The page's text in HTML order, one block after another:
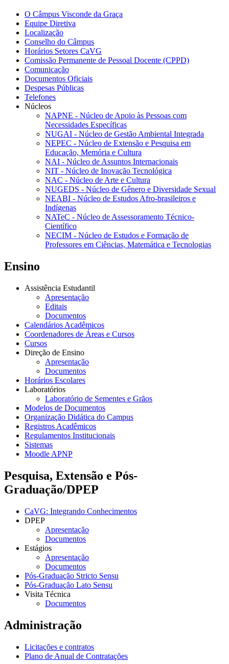
O Câmpus Visconde da Graça
Equipe Diretiva
Localização
Conselho do Câmpus
Horários Setores CaVG
Comissão Permanente de Pessoal Docente (CPPD)
Comunicação
Documentos Oficiais
Despesas Públicas
Telefones
Núcleos
NAPNE - Núcleo de Apoio às Pessoas com
Necessidades Específicas
NUGAI - Núcleo de Gestão Ambiental Integrada
NEPEC - Núcleo de Extensão e Pesquisa em
Educação, Memória e Cultura
NAI - Núcleo de Assuntos Internacionais
NIT - Núcleo de Inovação Tecnológica
NAC - Núcleo de Arte e Cultura
NUGEDS - Núcleo de Gênero e Diversidade Sexual
NEABI - Núcleo de Estudos Afro-brasileiros e
Indígenas
NATeC - Núcleo de Assessoramento Técnico-
Científico
NECIM - Núcleo de Estudos e Formação de
Professores em Ciências, Matemática e Tecnologias
Ensino
Assistência Estudantil
Apresentação
Editais
Documentos
Calendários Acadêmicos
Coordenadores de Áreas e Cursos
Cursos
Direção de Ensino
Apresentação
Documentos
Horários Escolares
Laboratórios
Laboratório de Sementes e Grãos
Modelos de Documentos
Organização Didática do Campus
Registros Acadêmicos
Regulamentos Institucionais
Sistemas
Moodle APNP
Pesquisa, Extensão e Pós-
Graduação/DPEP
CaVG: Integrando Conhecimentos
DPEP
Apresentação
Documentos
Estágios
Apresentação
Documentos
Pós-Graduação Stricto Sensu
Pós-Graduação Lato Sensu
Visita Técnica
Documentos
Administração
Licitações e contratos
Plano de Anual de Contratações